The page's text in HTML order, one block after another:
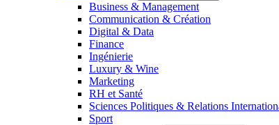
Business & Management
Communication & Création
Digital & Data
Finance
Ingénierie
Luxury & Wine
Marketing
RH et Santé
Sciences Politiques & Relations
Sport